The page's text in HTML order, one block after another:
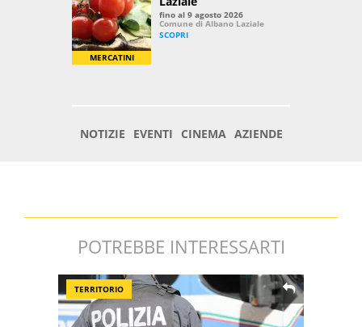
POTREBBE INTERESSARTI
TERRITORIO